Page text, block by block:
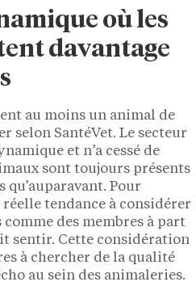
où les
davantage
au moins un animal de
selon SantéVet. Le secteur
et n’a cessé de
sont toujours présents
qu’auparavant. Pour
tendance à considérer
des membres à part
sentir. Cette considération
à chercher de la qualité
au sein des animaleries.